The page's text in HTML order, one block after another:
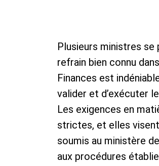
Plusieurs ministres
refrain bien connu
Finances est
valider et d’exécuter
Les exigences en
strictes, et elles
soumis au ministère
aux procédures